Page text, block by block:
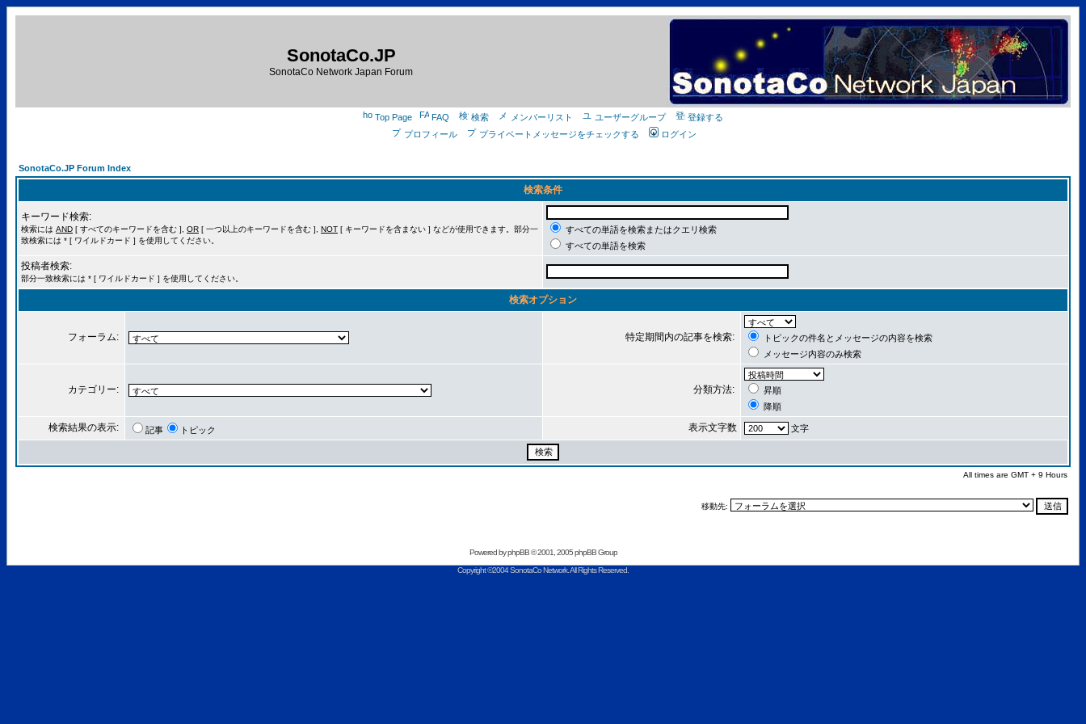
SonotaCo.JP
SonotaCo Network Japan Forum
Top Page FAQ 検索 メンバーリスト ユーザーグループ
登録する
プロフィール
プライベートメッセージをチェックする ログイン
SonotaCo.JP Forum Index
検索条件
キーワード検索:
検索には AND [ すべてのキーワードを含む ], OR [ 一つ以上のキーワードを含む ], NOT [ キーワードを含まない ] などが使用できます。部分一
致検索には * [ ワイルドカード ] を使用してください。
すべての単語を検索またはクエリ検索
すべての単語を検索
投稿者検索:
部分一致検索には * [ ワイルドカード ] を使用してください。
検索オプション
フォーラム: 特定期間内の記事を検索:
トピックの件名とメッセージの内容を検索
メッセージ内容のみ検索
カテゴリー: 分類方法:
昇順
降順
検索結果の表示: 記事 トピック 表示文字数 文字
All times are GMT + 9 Hours
移動先:
Powered byphpBB© 2001, 2005 phpBB Group
Copyright ©2004 SonotaCo Network. All Rights Reserved.